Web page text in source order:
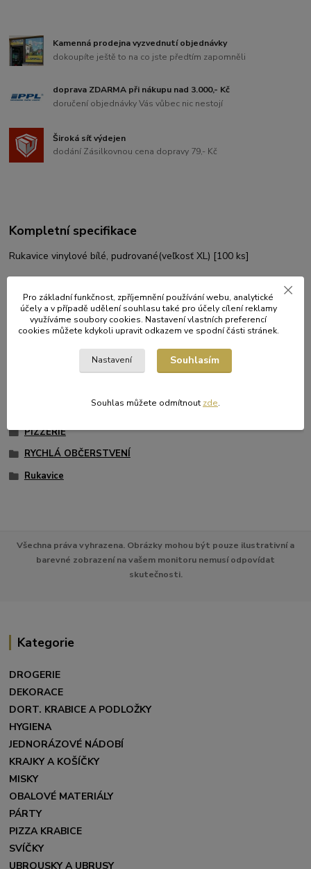
Kamenná prodejna vyzvednutí objednávky
dokoupíte ještě to na co jste předtím zapomněli
doprava ZDARMA při nákupu nad 3.000,- Kč
doručení objednávky Vás vůbec nic nestojí
Široká síť výdejen
dodání Zásilkovnou cena dopravy 79,- Kč
Kompletní specifikace
Rukavice vinylové bílé, pudrované(veľkosť XL) [100 ks]
Původ zboží
ÚKLID A HYGIENA
RESTAURACE A HOTELY
PIZZERIE
RYCHLÁ OBČERSTVENÍ
Rukavice
Všechna práva vyhrazena. Obrázky mohou být pouze ilustrativní a
barevné zobrazení na vašem monitoru nemusí odpovídat
skutečnosti.
Kategorie
DROGERIE
DEKORACE
DORT. KRABICE A PODLOŽKY
HYGIENA
JEDNORÁZOVÉ NÁDOBÍ
KRAJKY A KOŠÍČKY
MISKY
OBALOVÉ MATERIÁLY
PÁRTY
PIZZA KRABICE
SVÍČKY
UBROUSKY A UBRUSY
Pro základní funkčnost, zpříjemnění používání webu, analytické
účely a v případě udělení souhlasu také pro účely cílení reklamy
využíváme soubory cookies. Nastavení vlastních preferencí
cookies můžete kdykoli upravit odkazem ve spodní části stránek.
Nastavení Souhlasím
Souhlas můžete odmítnout zde.